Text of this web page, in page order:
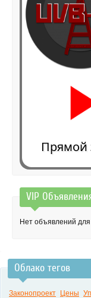
Прямой
VIP
Нет объявлений
Облако тегов
Законопроект Цены